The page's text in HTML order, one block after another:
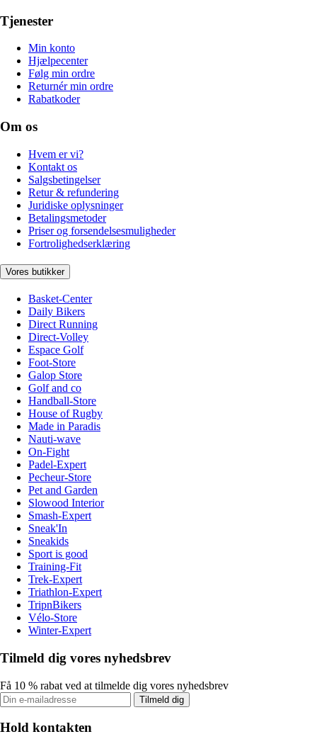
Tjenester
Min konto
Hjælpecenter
Følg min ordre
Returnér min ordre
Rabatkoder
Om os
Hvem er vi?
Kontakt os
Salgsbetingelser
Retur & refundering
Juridiske oplysninger
Betalingsmetoder
Priser og forsendelsesmuligheder
Fortrolighedserklæring
Vores butikker
Basket-Center
Daily Bikers
Direct Running
Direct-Volley
Espace Golf
Foot-Store
Galop Store
Golf and co
Handball-Store
House of Rugby
Made in Paradis
Nauti-wave
On-Fight
Padel-Expert
Pecheur-Store
Pet and Garden
Slowood Interior
Smash-Expert
Sneak'In
Sneakids
Sport is good
Training-Fit
Trek-Expert
Triathlon-Expert
TripnBikers
Vélo-Store
Winter-Expert
Tilmeld dig vores nyhedsbrev
Få 10 % rabat ved at tilmelde dig vores nyhedsbrev
Tilmeld dig
Hold kontakten